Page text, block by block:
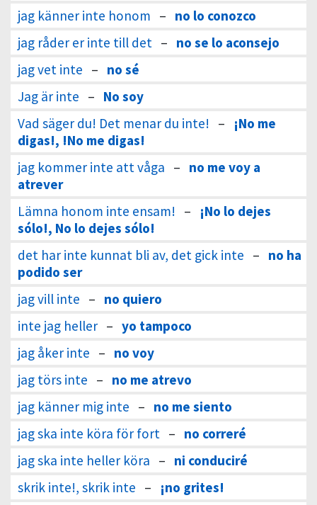
jag känner inte honom – no lo conozco
jag råder er inte till det – no se lo aconsejo
jag vet inte – no sé
Jag är inte – No soy
Vad säger du! Det menar du inte! –
¡No me
digas!, !No me digas!
jag kommer inte att våga – no me voy a
atrever
Lämna honom inte ensam! –
¡No lo dejes
sólo!, No lo dejes sólo!
det har inte kunnat bli av, det gick inte – no ha
podido ser
jag vill inte – no quiero
inte jag heller – yo tampoco
jag åker inte – no voy
jag törs inte – no me atrevo
jag känner mig inte – no me siento
jag ska inte köra för fort – no correré
jag ska inte heller köra – ni conduciré
skrik inte!, skrik inte –
¡no grites!